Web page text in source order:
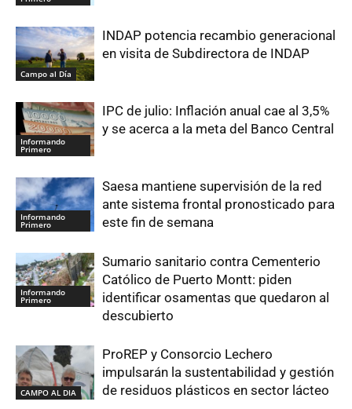
Campo al Día
INDAP potencia recambio generacional
en visita de Subdirectora de INDAP
Informando
Primero
IPC de julio: Inflación anual cae al 3,5%
y se acerca a la meta del Banco Central
Informando
Primero
Saesa mantiene supervisión de la red
ante sistema frontal pronosticado para
este fin de semana
Informando
Primero
Sumario sanitario contra Cementerio
Católico de Puerto Montt: piden
identificar osamentas que quedaron al
descubierto
CAMPO AL DIA
ProREP y Consorcio Lechero
impulsarán la sustentabilidad y gestión
de residuos plásticos en sector lácteo